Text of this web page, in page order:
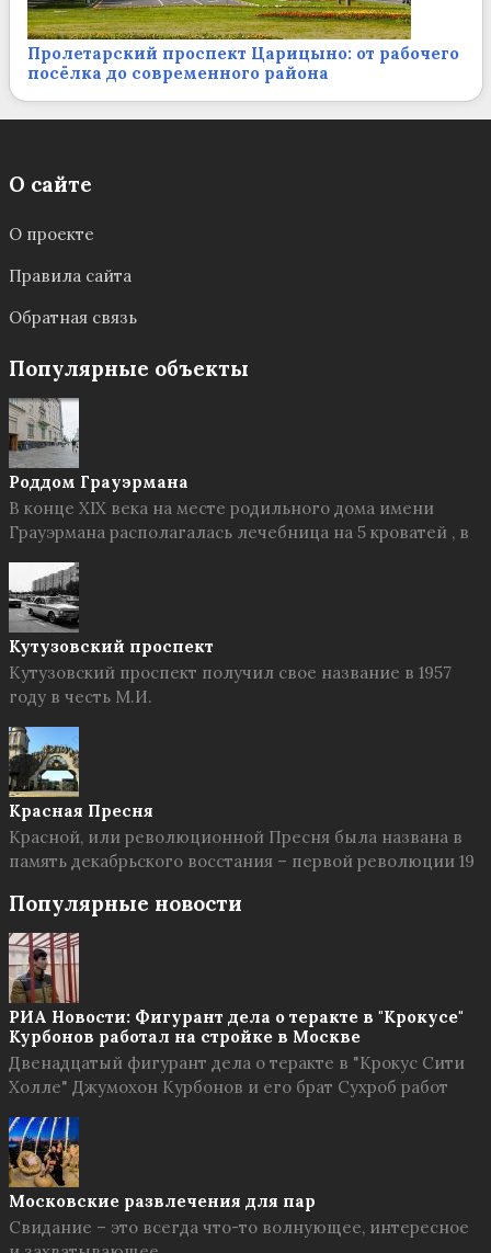
Пролетарский проспект Царицыно: от рабочего
посёлка до современного района
О сайте
О проекте
Правила сайта
Обратная связь
Популярные объекты
Роддом Грауэрмана
В конце XIX века на месте родильного дома имени
Грауэрмана располагалась лечебница на 5 кроватей , в
Кутузовский проспект
Кутузовский проспект получил свое название в 1957
году в честь М.И.
Красная Пресня
Красной, или революционной Пресня была названа в
память декабрьского восстания – первой революции 19
Популярные новости
РИА Новости: Фигурант дела о теракте в "Крокусе"
Курбонов работал на стройке в Москве
Двенадцатый фигурант дела о теракте в "Крокус Сити
Холле" Джумохон Курбонов и его брат Сухроб работ
Московские развлечения для пар
Свидание – это всегда что-то волнующее, интересное